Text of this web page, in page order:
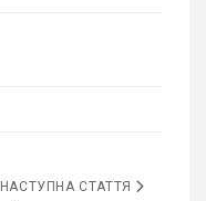
НАСТУПНА СТАТТЯ